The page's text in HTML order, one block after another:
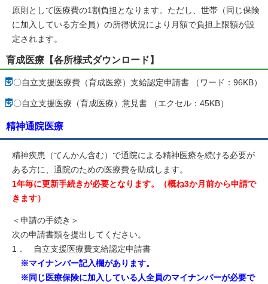
原則として医療費の1割負担となります。ただし、世帯（同じ保険
に加入している方全員）の所得状況により月額で負担上限額が設
定されます。
育成医療【各所様式ダウンロード】
〇自立支援医療費（育成医療）支給認定申請書 （ワード：96KB）
〇自立支援医療（育成医療）意見書 （エクセル：45KB）
精神通院医療
精神疾患（てんかん含む）で通院による精神医療を続ける必要が
ある方に、通院のための医療費を助成します。
1年毎に更新手続きが必要となります。（概ね3か月前から申請で
きます）
＜申請の手続き＞
次の申請書類を提出してください。
1． 自立支援医療費支給認定申請書
※マイナンバー記入欄があります。
※同じ医療保険に加入している人全員のマイナンバーが必要で